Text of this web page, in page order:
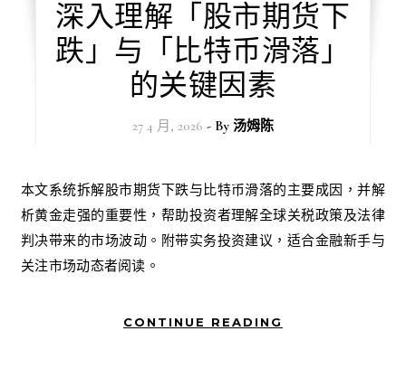
深入理解「股市期货下
跌」与「比特币滑落」
的关键因素
27 4 月, 2026 - By 汤姆陈
本文系统拆解股市期货下跌与比特币滑落的主要成因，并解
析黄金走强的重要性，帮助投资者理解全球关税政策及法律
判决带来的市场波动。附带实务投资建议，适合金融新手与
关注市场动态者阅读。
CONTINUE READING